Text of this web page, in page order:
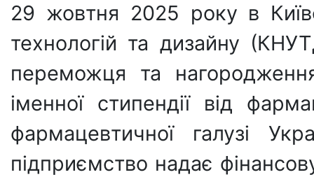
29 жовтня 2025 року в
технологій та дизайну
переможця та
іменної стипендії від
фармацевтичної галузі
підприємство надає